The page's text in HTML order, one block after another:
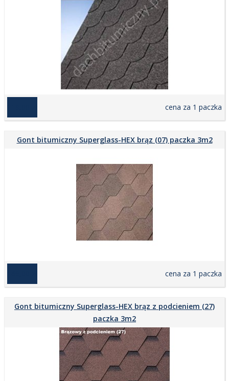
cena za 1 paczka
Gont bitumiczny Superglass-HEX brąz (07) paczka 3m2
cena za 1 paczka
Gont bitumiczny Superglass-HEX brąz z podcieniem (27)
paczka 3m2